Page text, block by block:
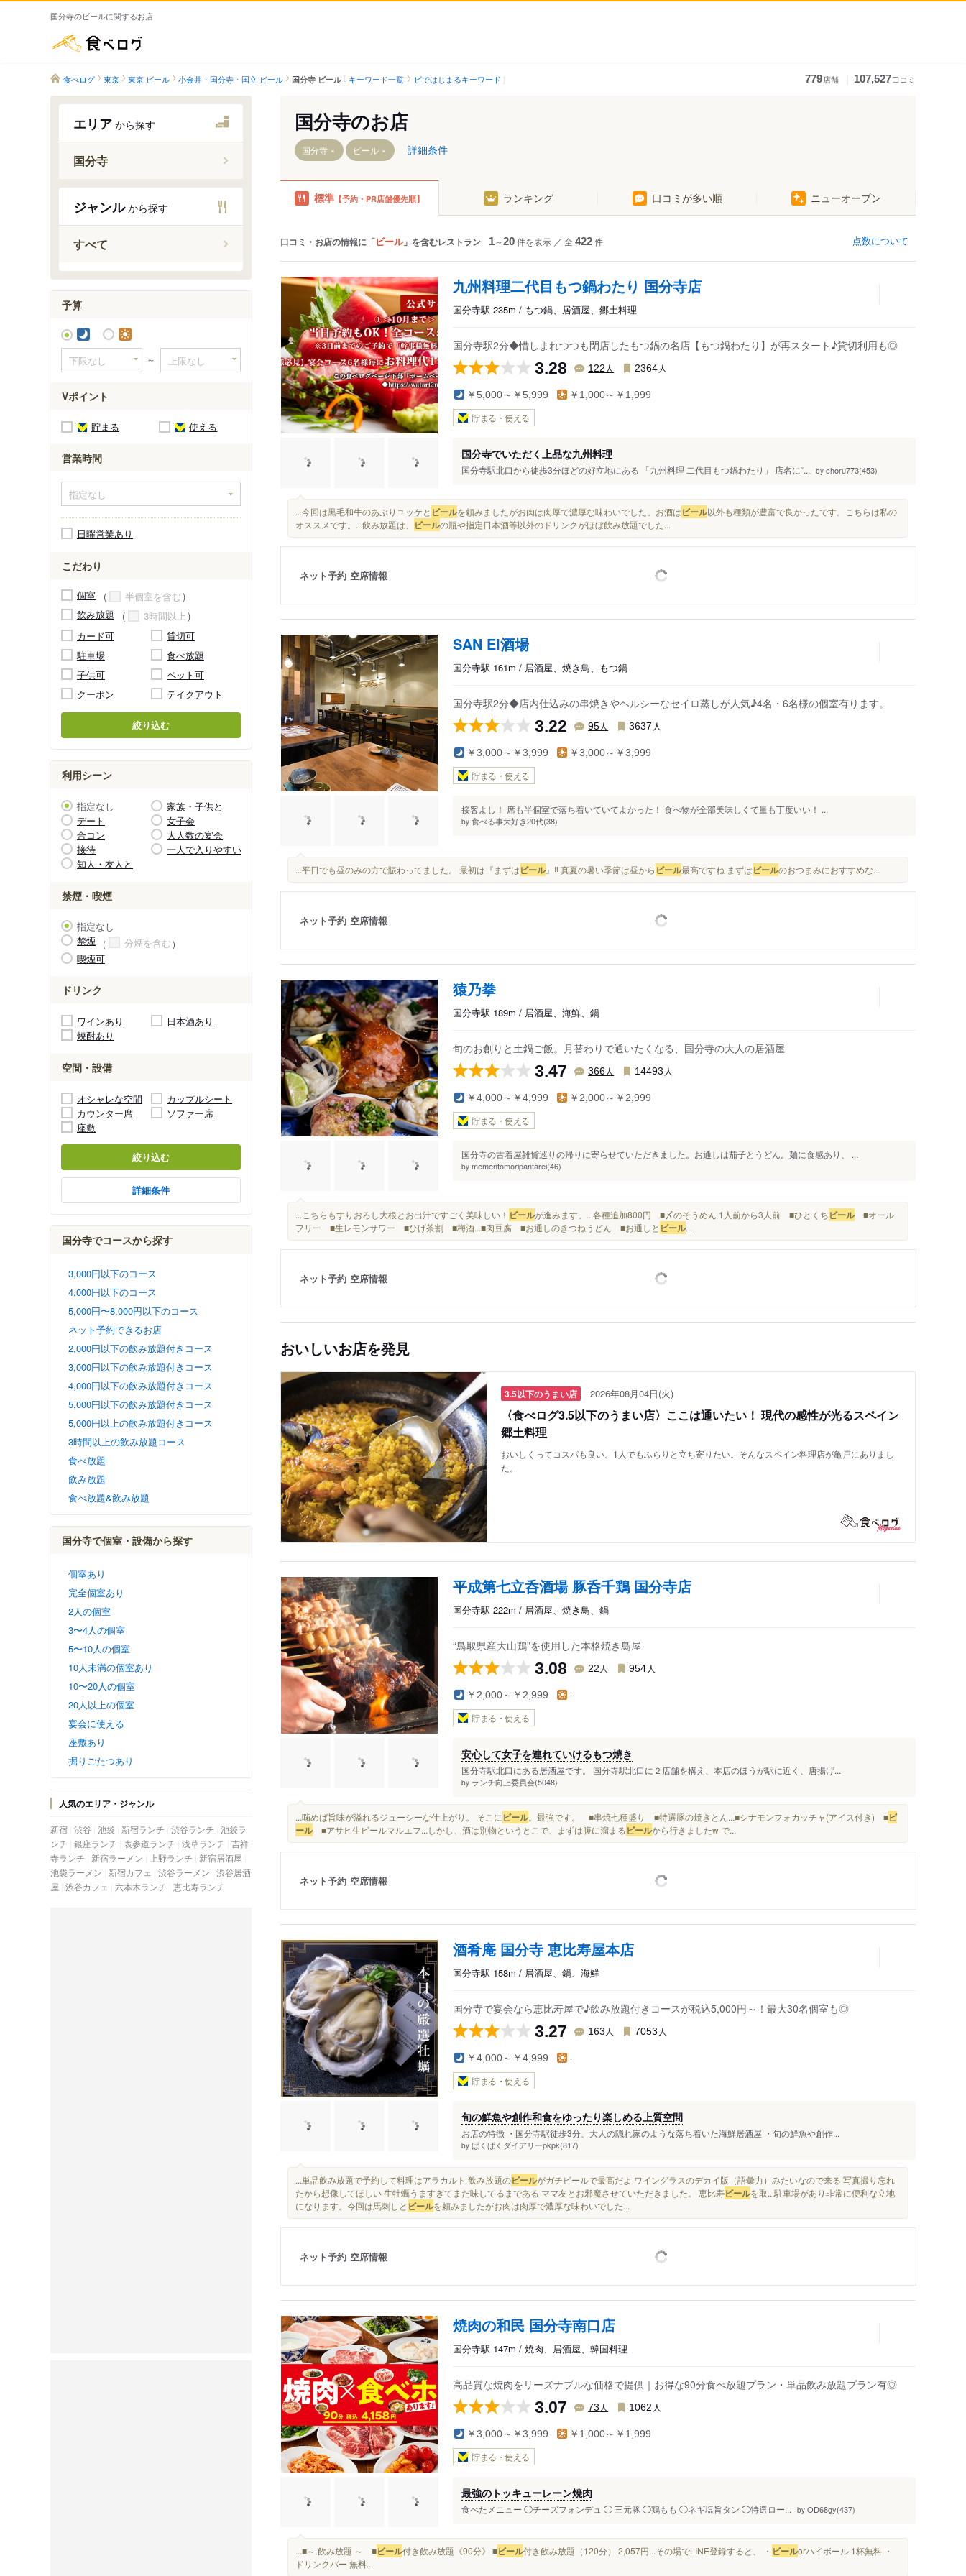
国分寺のビールに関するお店
食べログ 東京 東京 ビール 小金井・国分寺・国立 ビール 国分寺 ビール キーワード一覧 ビではじまるキーワード 779店舗 107,527口コミ
エリア から探す
国分寺
西国分寺駅
恋ケ窪駅
ジャンルから探す
すべて
予算
～
Vポイント
貯まる 使える
営業時間
日曜営業あり
こだわり
個室
半個室を含む
飲み放題
3時間以上
カード可
貸切可
駐車場
食べ放題
子供可
ペット可
クーポン
テイクアウト
絞り込む
利用シーン
指定なし
家族・子供と
デート
女子会
合コン
大人数の宴会
接待
一人で入りやすい
知人・友人と
禁煙・喫煙
指定なし
禁煙
分煙を含む
喫煙可
ドリンク
ワインあり
日本酒あり
焼酎あり
空間・設備
オシャレな空間
カップルシート
カウンター席
ソファー席
座敷
絞り込む
詳細条件
国分寺でコースから探す
3,000円以下のコース
4,000円以下のコース
5,000円〜8,000円以下のコース
ネット予約できるお店
2,000円以下の飲み放題付きコース
3,000円以下の飲み放題付きコース
4,000円以下の飲み放題付きコース
5,000円以下の飲み放題付きコース
5,000円以上の飲み放題付きコース
3時間以上の飲み放題コース
食べ放題
飲み放題
食べ放題&飲み放題
国分寺で個室・設備から探す
個室あり
完全個室あり
2人の個室
3〜4人の個室
5〜10人の個室
10人未満の個室あり
10〜20人の個室
20人以上の個室
宴会に使える
座敷あり
掘りごたつあり
人気のエリア・ジャンル
新宿 渋谷 池袋 新宿ランチ 渋谷ランチ 池袋ラ
ンチ 銀座ランチ 表参道ランチ 浅草ランチ 吉祥
寺ランチ
新宿ラーメン 上野ランチ
新宿居酒屋
池袋ラーメン
新宿カフェ 渋谷ラーメン 渋谷居酒
屋 渋谷カフェ 六本木ランチ 恵比寿ランチ
国分寺のお店
国分寺 ビール 詳細条件
標準 【予約・PR店舗優先順】 ランキング 口コミが多い順 ニューオープン
口コミ・お店の情報に「ビール」を含むレストラン 1～20件を表示 ／ 全 422件 点数について
九州料理二代目もつ鍋わたり 国分寺店
国分寺駅 235m / もつ鍋、居酒屋、郷土料理
国分寺駅2分◆惜しまれつつも閉店したもつ鍋の名店【もつ鍋わたり】が再スタート♪貸切利用も◎
3.28 122 人 2364 人
￥5,000～￥5,999 ￥1,000～￥1,999
貯まる・使える
国分寺でいただく上品な九州料理
国分寺駅北口から徒歩3分ほどの好立地にある 「九州料理 二代目もつ鍋わたり」 店名に“... by choru773(453)
...今回は黒毛和牛のあぶりユッケと ビールを頼みましたがお肉は肉厚で濃厚な味わいでした。お酒はビール以外も種類が豊富で良かったです。こちらは私の
オススメです。...飲み放題は、
ビールの瓶や指定日本酒等以外のドリンクがほぼ飲み放題でした...
ネット予約 空席情報
SAN EI酒場
国分寺駅 161m / 居酒屋、焼き鳥、もつ鍋
国分寺駅2分◆店内仕込みの串焼きやヘルシーなセイロ蒸しが人気♪4名・6名様の個室有ります。
3.22 95人 3637 人
￥3,000～￥3,999 ￥3,000～￥3,999
貯まる・使える
接客よし！ 席も半個室で落ち着いていてよかった！ 食べ物が全部美味しくて量も丁度いい！ ...
by 食べる事大好き20代(38)
...平日でも昼のみの方で賑わってました。 最初は『まずはビール』‼️ 真夏の暑い季節は昼から ビール最高ですね まずはビールのおつまみにおすすめな...
ネット予約 空席情報
猿乃拳
国分寺駅 189m / 居酒屋、海鮮、鍋
旬のお創りと土鍋ご飯。月替わりで通いたくなる、国分寺の大人の居酒屋
3.47 366人 14493 人
￥4,000～￥4,999 ￥2,000～￥2,999
貯まる・使える
国分寺の古着屋雑貨巡りの帰りに寄らせていただきました。お通しは茄子とうどん。麺に食感あり、 ...
by mementomoripantarei(46)
...こちらもすりおろし大根とお出汁ですごく美味しい！ ビールが進みます。...各種追加800円 ■〆のそうめん 1人前から3人前 ■ひとくちビール■オール
フリー ■生レモンサワー ■ひげ茶割 ■梅酒...■肉豆腐 ■お通しのきつねうどん ■お通しと ビール...
ネット予約 空席情報
おいしいお店を発見
3.5以下のうまい店 2026年08月04日(火)
〈食べログ3.5以下のうまい店〉ここは通いたい！ 現代の感性が光るスペイン
郷土料理
おいしくってコスパも良い。1人でもふらりと立ち寄りたい。そんなスペイン料理店が亀戸にありまし
た。
平成第七立呑酒場 豚呑千鶏 国分寺店
国分寺駅 222m / 居酒屋、焼き鳥、鍋
“鳥取県産大山鶏”を使用した本格焼き鳥屋
3.08 22 人 954 人
￥2,000～￥2,999 -
貯まる・使える
安心して女子を連れていけるもつ焼き
国分寺駅北口にある居酒屋です。 国分寺駅北口に２店舗を構え、本店のほうが駅に近く、唐揚げ...
by ランチ向上委員会(5048)
...噛めば旨味が溢れるジューシーな仕上がり。 そこにビール。最強です。 ■串焼七種盛り ■特選豚の焼きとん...■シナモンフォカッチャ(アイス付き) ■ビ
ール■アサヒ生ビールマルエフ...しかし、酒は別物というとこで、まずは腹に溜まるビールから行きましたw で...
ネット予約 空席情報
酒肴庵 国分寺 恵比寿屋本店
国分寺駅 158m / 居酒屋、鍋、海鮮
国分寺で宴会なら恵比寿屋で♪飲み放題付きコースが税込5,000円～！最大30名個室も◎
3.27 163 人 7053 人
￥4,000～￥4,999 -
貯まる・使える
旬の鮮魚や創作和食をゆったり楽しめる上質空間
お店の特徴 ・国分寺駅徒歩3分、大人の隠れ家のような落ち着いた海鮮居酒屋 ・旬の鮮魚や創作...
by ぱくぱくダイアリーpkpk(817)
...単品飲み放題で予約して料理はアラカルト 飲み放題のビールがガチビールで最高だよ ワイングラスのデカイ版（語彙力）みたいなので来る 写真撮り忘れ
たから想像してほしい 生牡蠣うますぎてまだ味してるまである ママ友とお邪魔させていただきました。 恵比寿ビールを取...駐車場があり非常に便利な立地
になります。今回は馬刺しと ビールを頼みましたがお肉は肉厚で濃厚な味わいでした...
ネット予約 空席情報
焼肉の和民 国分寺南口店
国分寺駅 147m / 焼肉、居酒屋、韓国料理
高品質な焼肉をリーズナブルな価格で提供｜お得な90分食べ放題プラン・単品飲み放題プラン有◎
3.07 73 人 1062 人
￥3,000～￥3,999 ￥1,000～￥1,999
貯まる・使える
最強のトッキューレーン焼肉
食べたメニュー ◯チーズフォンデュ ◯ 三元豚 ◯鶏もも ◯ネギ塩旨タン ◯特選ロー... by OD68gy(437)
...■～ 飲み放題 ～ ■ビール付き飲み放題《90分》 ■ビール付き飲み放題（120分） 2,057円...その場でLINE登録すると、 ・ ビールorハイボール 1杯無料 ・
ドリンクバー 無料...